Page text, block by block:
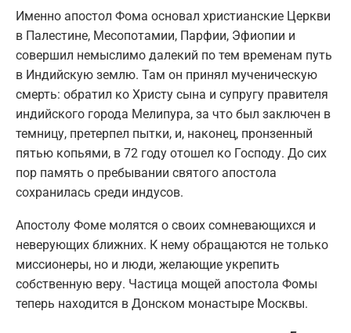
Именно апостол Фома основал христианские Церкви
в Палестине, Месопотамии, Парфии, Эфиопии и
совершил немыслимо далекий по тем временам путь
в Индийскую землю. Там он принял мученическую
смерть: обратил ко Христу сына и супругу правителя
индийского города Мелипура, за что был заключен в
темницу, претерпел пытки, и, наконец, пронзенный
пятью копьями, в 72 году отошел ко Господу. До сих
пор память о пребывании святого апостола
сохранилась среди индусов.
Апостолу Фоме молятся о своих сомневающихся и
неверующих ближних. К нему обращаются не только
миссионеры, но и люди, желающие укрепить
собственную веру. Частица мощей апостола Фомы
теперь находится в Донском монастыре Москвы.